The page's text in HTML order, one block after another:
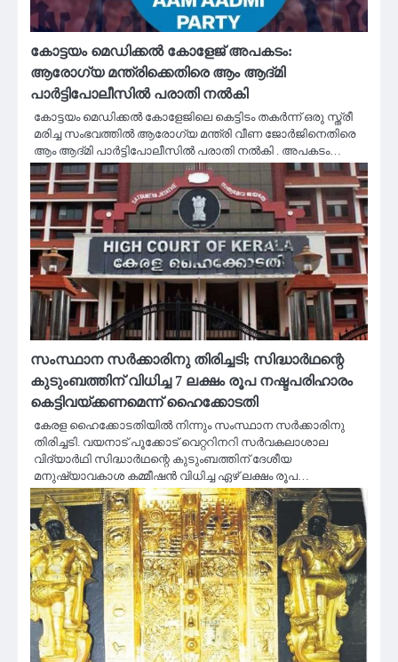
കോട്ടയം മെഡിക്കൽ കോളേജ് അപകടം:
ആരോഗ്യ മന്ത്രിക്കെതിരെ ആം ആദ്‌മി
പാർട്ടിപോലീസിൽ പരാതി നൽകി
കോട്ടയം മെഡിക്കൽ കോളേജിലെ കെട്ടിടം തകർന്ന് ഒരു സ്ത്രീ
മരിച്ച സംഭവത്തിൽ ആരോഗ്യ മന്ത്രി വീണ ജോർജിനെതിരെ
ആം ആദ്‌മി പാർട്ടിപോലീസിൽ പരാതി നൽകി . അപകടം…
സംസ്ഥാന സർക്കാരിനു തിരിച്ചടി; സിദ്ധാര്‍ഥന്റെ
കുടുംബത്തിന് വിധിച്ച 7 ലക്ഷം രൂപ നഷ്ടപരിഹാരം
കെട്ടിവയ്ക്കണമെന്ന് ഹൈക്കോടതി
കേരള ഹൈക്കോടതിയിൽ നിന്നും സംസ്ഥാന സർക്കാരിനു
തിരിച്ചടി. വയനാട് പൂക്കോട് വെറ്ററിനറി സര്‍വകലാശാല
വിദ്യാര്‍ഥി സിദ്ധാര്‍ഥന്റെ കുടുംബത്തിന് ദേശീയ
മനുഷ്യാവകാശ കമ്മീഷന്‍ വിധിച്ച ഏഴ് ലക്ഷം രൂപ…